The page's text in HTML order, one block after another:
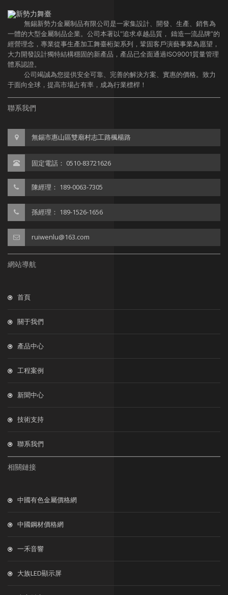
無錫新勢力金屬制品有限公司是一家集設計、開發、生產、銷售為
一體的大型金屬制品企業。公司本著以“追求卓越品質， 鑄造一流品牌”的
經營理念，專業從事生產加工舞臺桁架系列，鞏固客戶演藝事業為愿望，
大力開發設計獨特結構穩固的新產品，產品已全面通過ISO9001質量管理
體系認證。
公司竭誠為您提供安全可靠、完善的解決方案、實惠的價格。致力
于面向全球，提高市場占有率，成為行業標桿！
聯系我們
無錫市惠山區雙廟村志工路楓楊路
固定電話： 0510-83721626
陳經理： 189-0063-7305
孫經理： 189-1526-1656
ruiwenlu@163.com
網站導航
首頁
關于我們
產品中心
工程案例
新聞中心
技術支持
聯系我們
相關鏈接
中國有色金屬價格網
中國鋼材價格網
一禾音響
大族LED顯示屏